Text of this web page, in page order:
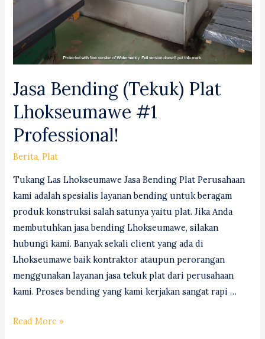
Jasa Bending (Tekuk) Plat
Lhokseumawe #1
Professional!
Berita,Plat
Tukang Las Lhokseumawe Jasa Bending Plat Perusahaan
kami adalah spesialis layanan bending untuk beragam
produk konstruksi salah satunya yaitu plat. Jika Anda
membutuhkan jasa bending Lhokseumawe, silakan
hubungi kami. Banyak sekali client yang ada di
Lhokseumawe baik kontraktor ataupun perorangan
menggunakan layanan jasa tekuk plat dari perusahaan
kami. Proses bending yang kami kerjakan sangat rapi …
Jasa
Read More »